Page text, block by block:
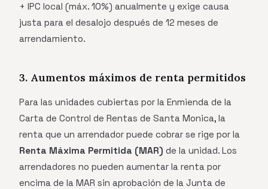
+ IPC local (máx. 10%) anualmente y exige causa
justa para el desalojo después de 12 meses de
arrendamiento.
3. Aumentos máximos de renta permitidos
Para las unidades cubiertas por la Enmienda de la
Carta de Control de Rentas de Santa Monica, la
renta que un arrendador puede cobrar se rige por la
Renta Máxima Permitida (MAR) de la unidad. Los
arrendadores no pueden aumentar la renta por
encima de la MAR sin aprobación de la Junta de